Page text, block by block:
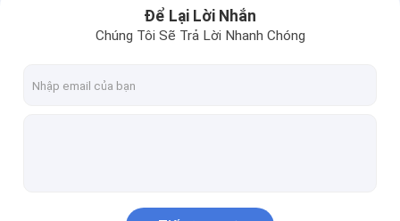
Máy cuộn lá biến áp
Máy cuộn dây biến áp
Để Lại Lời Nhắn
Chúng Tôi Sẽ Trả Lời Nhanh Chóng